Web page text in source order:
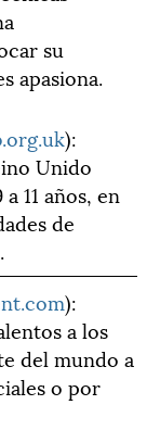
su
apasiona.
):
Unido
11 años, en
de
):
a los
del mundo a
o por